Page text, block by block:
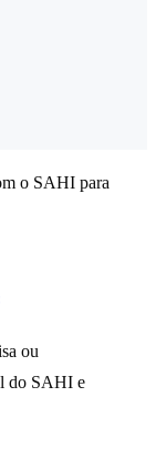
o SAHI para
ou
do SAHI e